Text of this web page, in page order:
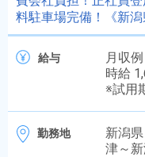
料駐車場完備！《新潟
給与
月収
時給
※試用
勤務地
新潟
津～